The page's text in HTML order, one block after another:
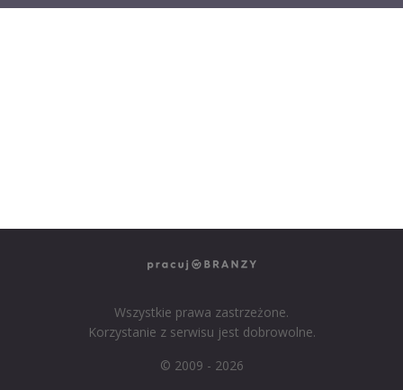
Wszystkie prawa zastrzeżone.
Korzystanie z serwisu jest dobrowolne.
© 2009 - 2026